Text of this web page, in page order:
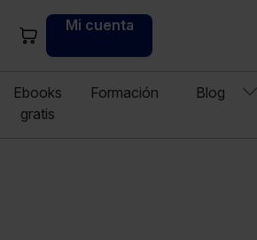
Mi cuenta
Ebooks
gratis
Formación Blog